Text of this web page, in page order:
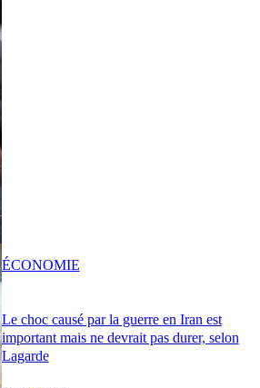
Le choc causé par la guerre en Iran est
important mais ne devrait pas durer, selon
Lagarde
ÉCONOMIE